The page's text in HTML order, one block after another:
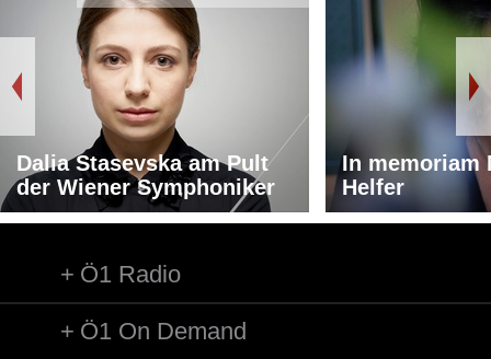
Dalia Stasevska am Pult
der Wiener Symphoniker
In memoriam
Helfer
Ö1 Radio
Ö1 On Demand